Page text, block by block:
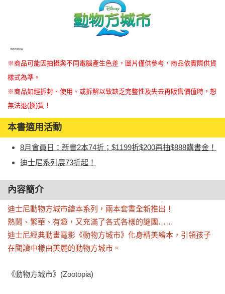
※商品可能因拍攝與不同電腦產生色差，圖片僅供參考，商品依實際供貨
樣式為準。
※商品如經拆封、使用、或拆解以致缺乏完整性及失去再販售價值時，恕
無法退(換)貨！
本書適用活動
8月會員日：新書2本74折；$1199折$200再抽$888購書金！
迪士尼系列展73折起！
內容簡介
迪士尼動物方城市繪本系列，兩本套書全新推出！
熱鬧、繁華、有趣，又充滿了各式各樣的謎團……
迪士尼經典動畫電影《動物方城市》化身精美繪本，引領孩子
在閱讀中樣由美麗的動物方城市。
《動物方城市》(Zootopia)